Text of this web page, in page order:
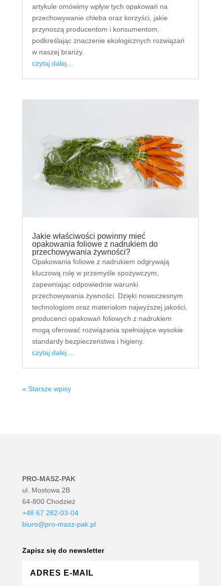
artykule omówimy wpływ tych opakowań na
przechowywanie chleba oraz korzyści, jakie
przynoszą producentom i konsumentom,
podkreślając znaczenie ekologicznych rozwiązań
w naszej branży.
czytaj dalej…
Jakie właściwości powinny mieć
opakowania foliowe z nadrukiem do
przechowywania żywności?
Opakowania foliowe z nadrukiem odgrywają
kluczową rolę w przemyśle spożywczym,
zapewniając odpowiednie warunki
przechowywania żywności. Dzięki nowoczesnym
technologiom oraz materiałom najwyższej jakości,
producenci opakowań foliowych z nadrukiem
mogą oferować rozwiązania spełniające wysokie
standardy bezpieczeństwa i higieny.
czytaj dalej…
« Starsze wpisy
PRO-MASZ-PAK
ul. Mostowa 2B
64-800 Chodzież
+48 67 282-03-04
biuro@pro-masz-pak.pl
Zapisz się do newsletter